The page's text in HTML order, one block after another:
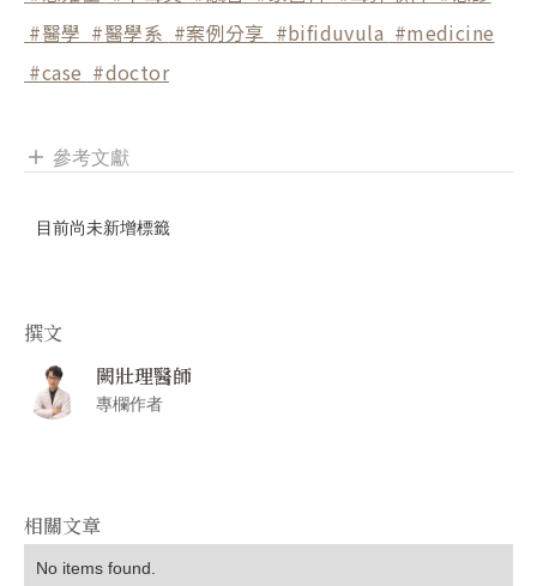
#醫學 #醫學系 #案例分享 #bifiduvula #medicine
#case #doctor
add 參考文獻
目前尚未新增標籤
撰文
闕壯理醫師
專欄作者
相關文章
No items found.